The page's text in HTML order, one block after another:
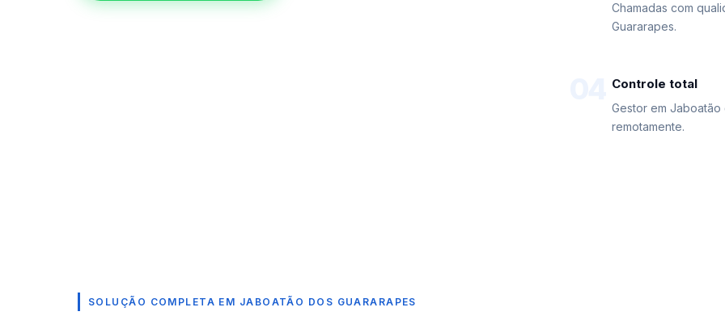
Chamadas com
Guararapes.
Controle total
Gestor em
remotamente.
SOLUÇÃO COMPLETA EM JABOATÃO DOS GUARARAPES